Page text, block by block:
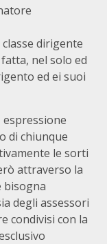
classe dirigente
nel solo ed
ed ei suoi
espressione
di chiunque
le sorti
attraverso la
bisogna
degli assessori
condivisi con la